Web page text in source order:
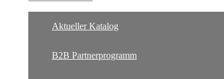
Aktueller Katalog
B2B Partnerprogramm